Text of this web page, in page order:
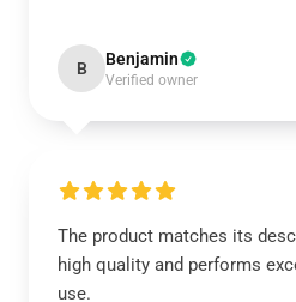
B Benjamin
Verified owner
The product matches its
high quality and performs
use.